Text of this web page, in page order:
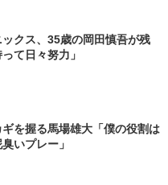
クス、35歳の岡田慎吾が残
て日々努力」
ギを握る馬場雄大「僕の役割は
いプレー」